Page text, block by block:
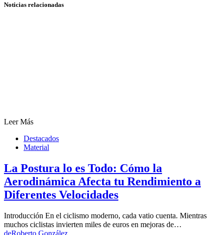
Noticias relacionadas
Leer Más
Destacados
Material
La Postura lo es Todo: Cómo la
Aerodinámica Afecta tu Rendimiento a
Diferentes Velocidades
Introducción En el ciclismo moderno, cada vatio cuenta. Mientras
muchos ciclistas invierten miles de euros en mejoras de…
deRoberto González